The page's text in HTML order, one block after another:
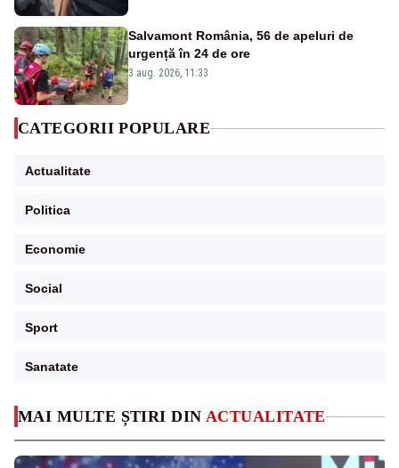
MAI MULTE ȘTIRI DIN ACTUALITATE
Salvamont România, 56 de apeluri de
urgență în 24 de ore
3 aug. 2026, 11:33
CATEGORII POPULARE
Actualitate
Politica
Economie
Social
Sport
Sanatate